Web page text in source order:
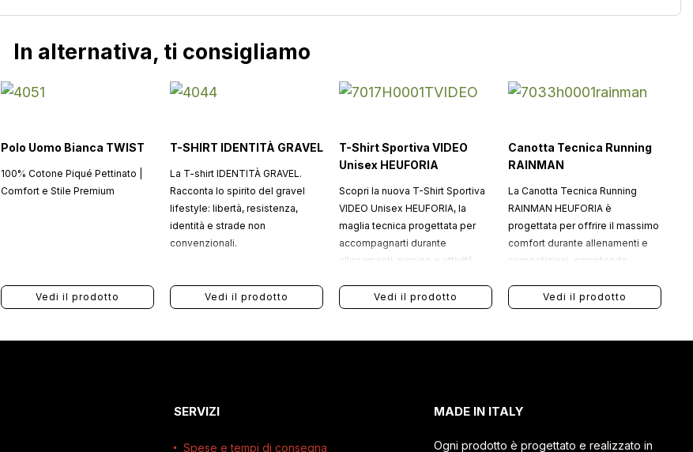
In alternativa, ti consigliamo
Polo Uomo Bianca TWIST
100% Cotone Piqué Pettinato |
Comfort e Stile Premium
Vedi il prodotto
T-SHIRT IDENTITÀ GRAVEL
La T-shirt IDENTITÀ GRAVEL.
Racconta lo spirito del gravel
lifestyle: libertà, resistenza,
identità e strade non
convenzionali.
Vedi il prodotto
T-Shirt Sportiva VIDEO
Unisex HEUFORIA
Scopri la nuova T-Shirt Sportiva
VIDEO Unisex HEUFORIA, la
maglia tecnica progettata per
accompagnarti durante
allenamenti, running e attività
contemporaneo, dinamico e
performante.
Vedi il prodotto
Canotta Tecnica Running
RAINMAN
La Canotta Tecnica Running
RAINMAN HEUFORIA è
progettata per offrire il massimo
comfort durante allenamenti e
competizioni, garantendo
libertà di movimento.
Vedi il prodotto
SERVIZI
Spese e tempi di consegna
MADE IN ITALY
Ogni prodotto è progettato e realizzato in